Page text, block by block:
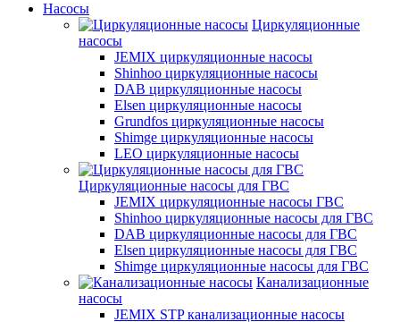
Насосы
Циркуляционные
насосы
JEMIX циркуляционные насосы
Shinhoo циркуляционные насосы
DAB циркуляционные насосы
Elsen циркуляционные насосы
Grundfos циркуляционные насосы
Shimge циркуляционные насосы
LEO циркуляционные насосы
Циркуляционные насосы для ГВС
JEMIX циркуляционные насосы ГВС
Shinhoo циркуляционные насосы для ГВС
DAB циркуляционные насосы для ГВС
Elsen циркуляционные насосы для ГВС
Shimge циркуляционные насосы для ГВС
Канализационные
насосы
JEMIX STP канализационные насосы